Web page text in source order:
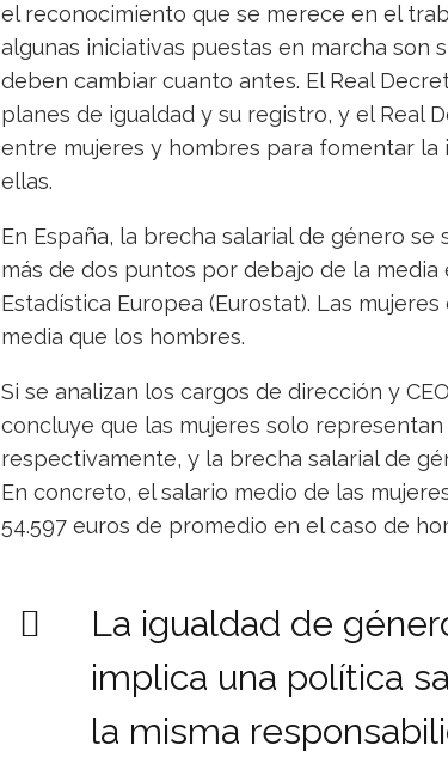
el reconocimiento que se merece en el
algunas iniciativas puestas en marcha son
deben cambiar cuanto antes. El Real
planes de igualdad y su registro, y el Real
entre mujeres y hombres para fomentar la
ellas.
En España, la brecha salarial de género se
más de dos puntos por debajo de la media
Estadística Europea (Eurostat). Las
media que los hombres.
Si se analizan los cargos de dirección y
concluye que las mujeres solo representan
respectivamente, y la brecha salarial de
En concreto, el salario medio de las
54.597 euros de promedio en el caso de
La igualdad de
implica una política
la misma